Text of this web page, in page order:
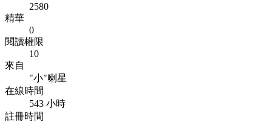
2580
精華
0
閱讀權限
10
來自
"小"喇星
在線時間
543 小時
註冊時間